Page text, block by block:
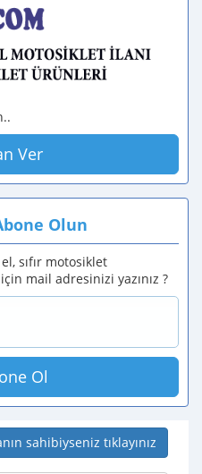
Ver
Olun
sıfır motosiklet
mail adresinizi yazınız ?
Ol
sahibiyseniz tıklayınız